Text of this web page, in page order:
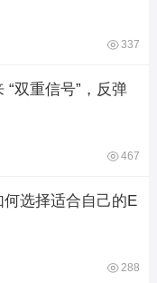
337
“双重信号”，反弹
467
选择适合自己的E
288